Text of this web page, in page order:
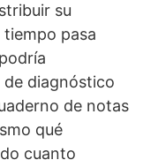
su
pasa
de diagnóstico
de notas
qué
cuanto